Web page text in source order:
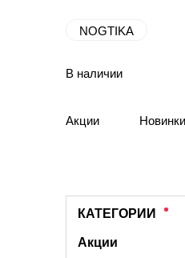
NOGTIKA
В наличии
Акции Новинки
КАТЕГОРИИ
Акции